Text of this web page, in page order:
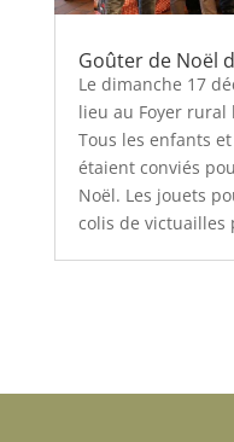
Goûter de Noël
Le dimanche 17
lieu au Foyer rural
Tous les enfants
étaient conviés
Noël. Les jouets
colis de victuailles